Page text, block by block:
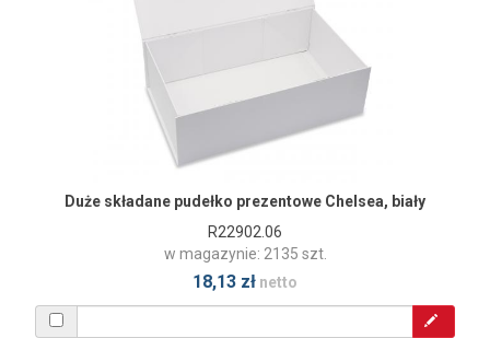
Duże składane pudełko prezentowe Chelsea, biały
R22902.06
w magazynie: 2135 szt.
18,13 zł netto